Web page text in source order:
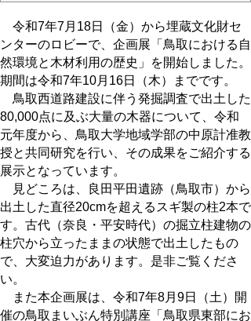
令和7年7月18日（金）から埋蔵文化財セ
ンターのロビーで、企画展「鳥取における自
然環境と木材利用の歴史」を開始しました。
期間は令和7年10月16日（木）までです。
鳥取西道路建設に伴う発掘調査で出土した
80,000点に及ぶ大量の木器について、令和
元年度から、鳥取大学地域学部の中原計准教
授と共同研究を行い、その成果をご紹介する
展示となっています。
見どころは、良田平田遺跡（鳥取市）から
出土した直径20cmを超えるスギ製の柱2本で
す。古代（奈良・平安時代）の掘立柱建物の
柱穴から立ったままの状態で出土したもの
で、大変迫力があります。是非ご覧くださ
い。
また本企画展は、令和7年8月9日（土）開
催の鳥取まいぶん特別講座「鳥取県東部にお